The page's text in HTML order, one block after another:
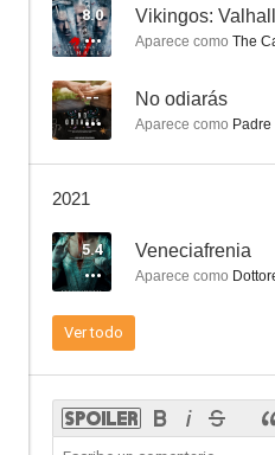
6.5
8.0 Vikingos:
Aparece como The
-- No odiarás
Aparece como
2021
5.4 Veneciafrenia
Aparece como
Ver todo